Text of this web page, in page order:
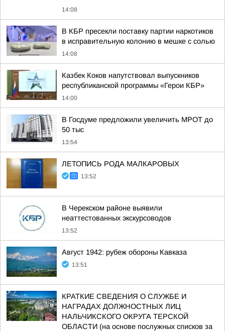
14:08
В КБР пресекли поставку партии наркотиков
в исправительную колонию в мешке с солью
14:08
Казбек Коков напутствовал выпускников
республиканской программы «Герои КБР»
14:00
В Госдуме предложили увеличить МРОТ до
50 тыс
13:54
ЛЕТОПИСЬ РОДА МАЛКАРОВЫХ
13:52
В Черекском районе выявили
неаттестованных экскурсоводов
13:52
Август 1942: рубеж обороны Кавказа
13:51
КРАТКИЕ СВЕДЕНИЯ О СЛУЖБЕ И
НАГРАДАХ ДОЛЖНОСТНЫХ ЛИЦ
НАЛЬЧИКСКОГО ОКРУГА ТЕРСКОЙ
ОБЛАСТИ (на основе послужных списков за